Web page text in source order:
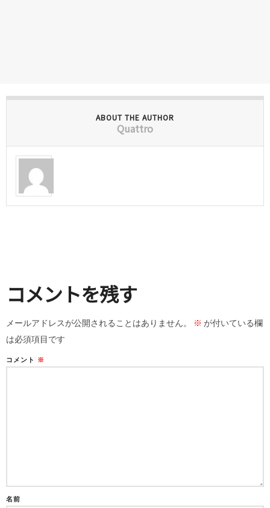
ABOUT THE AUTHOR
Quattro
コメントを残す
メールアドレスが公開されることはありません。 ※ が付いている欄
は必須項目です
コメント ※
名前